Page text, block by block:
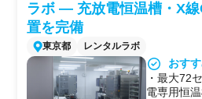
ラボ — 充放電恒温槽・X
置を完備
東京都 レンタルラボ
おす
・最大72
電専用恒温